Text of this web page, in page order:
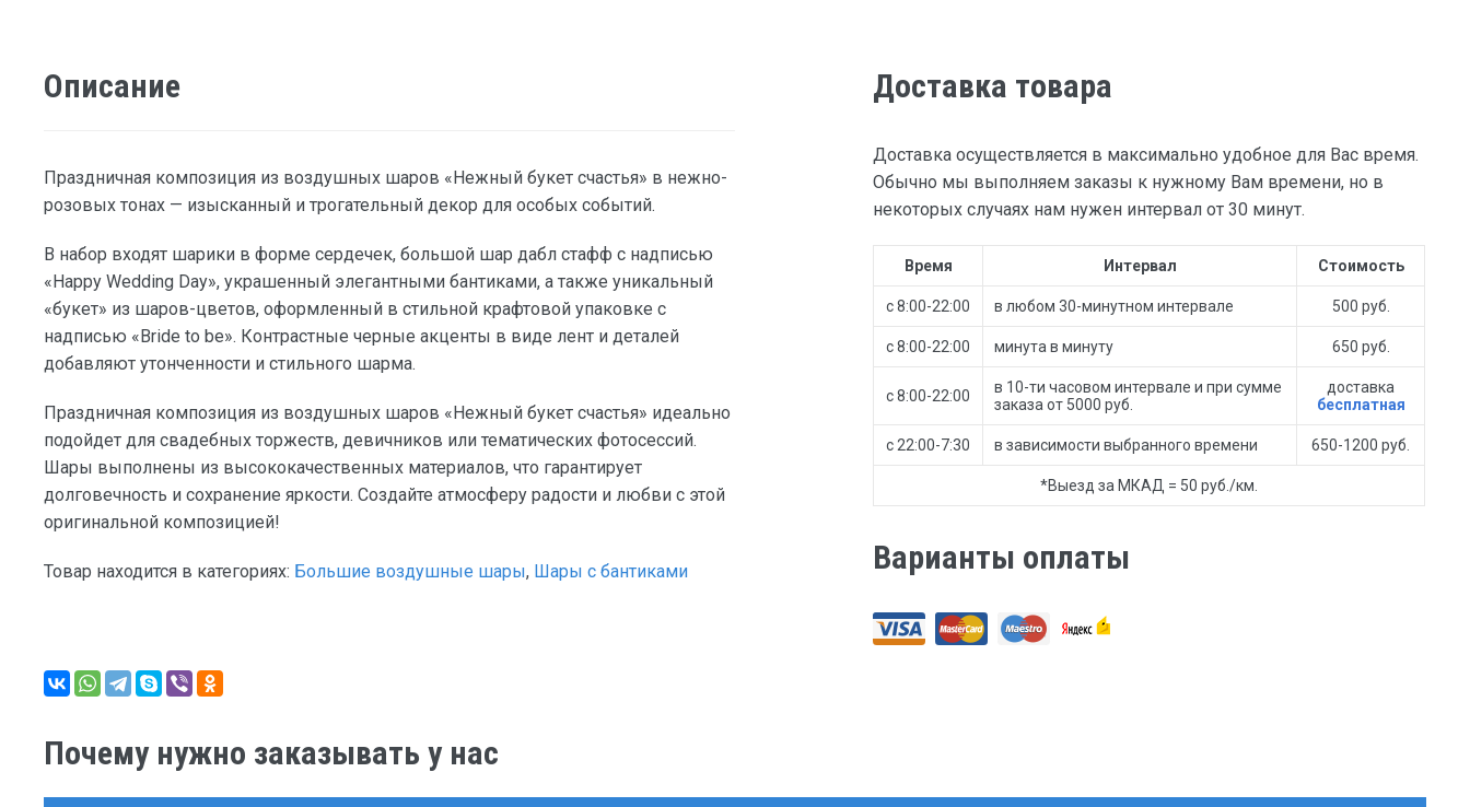
Описание
Праздничная композиция из воздушных шаров «Нежный букет счастья» в нежно-
розовых тонах — изысканный и трогательный декор для особых событий.
В набор входят шарики в форме сердечек, большой шар дабл стафф с надписью
«Happy Wedding Day», украшенный элегантными бантиками, а также уникальный
«букет» из шаров-цветов, оформленный в стильной крафтовой упаковке с
надписью «Bride to be». Контрастные черные акценты в виде лент и деталей
добавляют утонченности и стильного шарма.
Праздничная композиция из воздушных шаров «Нежный букет счастья» идеально
подойдет для свадебных торжеств, девичников или тематических фотосессий.
Шары выполнены из высококачественных материалов, что гарантирует
долговечность и сохранение яркости. Создайте атмосферу радости и любви с этой
оригинальной композицией!
Товар находится в категориях: Большие воздушные шары, Шары с бантиками
Доставка товара
Доставка осуществляется в максимально удобное для Вас время.
Обычно мы выполняем заказы к нужному Вам времени, но в
некоторых случаях нам нужен интервал от 30 минут.
Время Интервал Стоимость
с 8:00-22:00 в любом 30-минутном интервале 500 руб.
с 8:00-22:00 минута в минуту 650 руб.
с 8:00-22:00
в 10-ти часовом интервале и при сумме
заказа от 5000 руб.
доставка
бесплатная
с 22:00-7:30 в зависимости выбранного времени 650-1200 руб.
*Выезд за МКАД = 50 руб./км.
Варианты оплаты
Почему нужно заказывать у нас